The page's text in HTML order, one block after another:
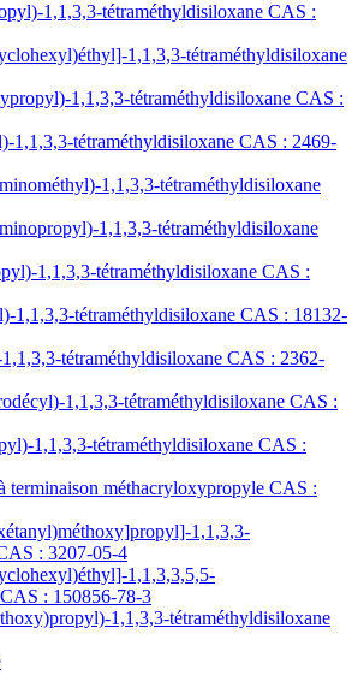
1,1,3,3-tétraméthyldisiloxane CAS :
1,1,3,3-tétraméthyldisiloxane
1,1,3,3-tétraméthyldisiloxane CAS :
1,1,3,3-tétraméthyldisiloxane CAS : 2469-
1,1,3,3-tétraméthyldisiloxane
1,1,3,3-tétraméthyldisiloxane
1,1,3,3-tétraméthyldisiloxane CAS :
1,1,3,3-tétraméthyldisiloxane CAS : 18132-
tétraméthyldisiloxane CAS : 2362-
1,1,3,3-tétraméthyldisiloxane CAS :
1,1,3,3-tétraméthyldisiloxane CAS :
terminaison méthacryloxypropyle CAS :
1,1,3,3-
: 3207-05-4
1,1,3,3,5,5-
: 150856-78-3
1,1,3,3-tétraméthyldisiloxane